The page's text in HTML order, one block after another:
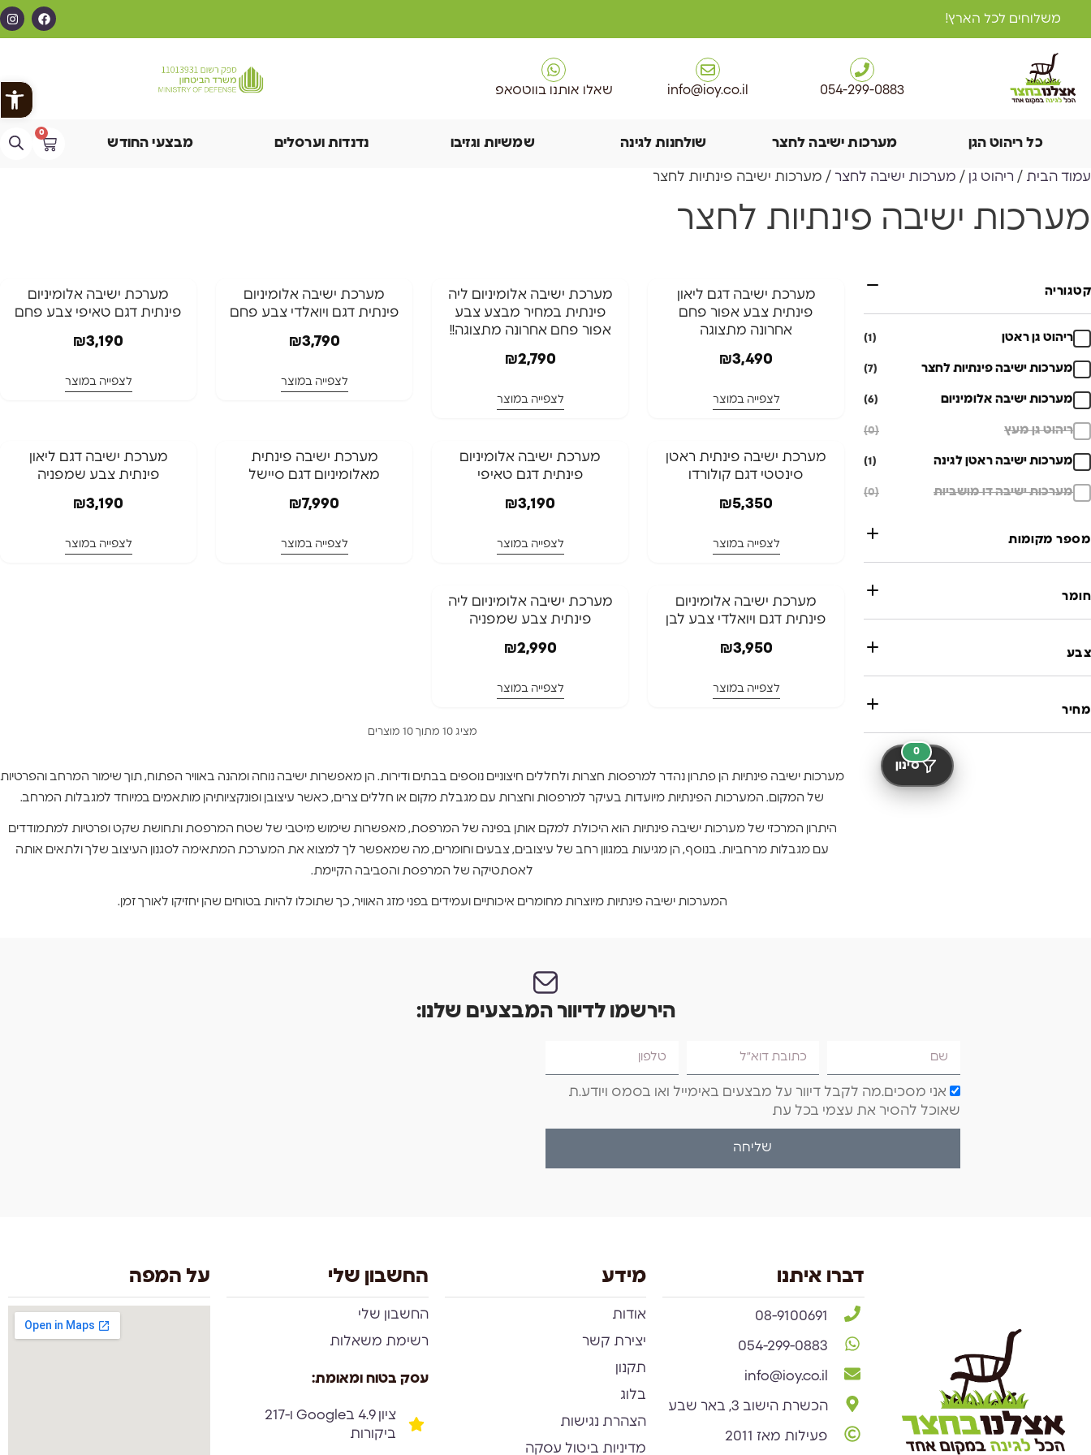
משלוחים לכל הארץ!
054-299-0883
info@ioy.co.il שאלו אותנו בווטסאפ
כל ריהוט הגן מערכות ישיבה לחצר שולחנות לגינה שמשיות וגזיבו נדנדות וערסלים מבצעי החודש
0
עמוד הבית / ריהוט גן / מערכות ישיבה לחצר / מערכות ישיבה פינתיות לחצר
מערכות ישיבה פינתיות לחצר
קטגוריה
ריהוט גן ראטן (1)
מערכות ישיבה פינתיות לחצר (7)
מערכות ישיבה אלומיניום (6)
ריהוט גן מעץ (0)
מערכות ישיבה ראטן לגינה (1)
מערכות ישיבה דו מושביות (0)
מספר מקומות
חומר
צבע
מחיר
★ ירידת מחיר
⁦מערכת ישיבה דגם ליאון
פינתית צבע אפור פחם
אחרונה מתצוגה
₪3,490
לצפייה במוצר
מערכת ישיבה אלומיניום ליה
פינתית במחיר מבצע צבע
אפור פחם אחרונה מתצוגה!!
₪2,790
לצפייה במוצר
⁦מערכת ישיבה אלומיניום
פינתית דגם ויואלדי צבע פחם⁩
₪3,790
לצפייה במוצר
מערכת ישיבה אלומיניום
פינתית דגם טאיפי צבע פחם
₪3,190
לצפייה במוצר
⁦מערכת ישיבה פינתית ראטן
סינטטי דגם קולורדו
₪5,350
לצפייה במוצר
מערכת ישיבה אלומיניום
פינתית דגם טאיפי
₪3,190
לצפייה במוצר
משלוח חינם
מערכת ישיבה פינתית
מאלומיניום דגם סיישל
₪7,990
לצפייה במוצר
המלאי אזל
המלאי אזל
⁦מערכת ישיבה דגם ליאון
פינתית צבע שמפניה
₪3,190
לצפייה במוצר
המלאי אזל
המלאי אזל
פינתית דגם ויואלדי צבע לבן
₪3,950
לצפייה במוצר
המלאי אזל
המלאי אזל
מערכת ישיבה אלומיניום ליה
פינתית צבע שמפניה
₪2,990
לצפייה במוצר
מציג 10 מתוך 10 מוצרים
מערכות ישיבה פינתיות הן פתרון נהדר למרפסות חצרות ולחללים חיצוניים נוספים בבתים ודירות. הן מאפשרות ישיבה נוחה ומהנה באוויר הפתוח, תוך שימור המרחב והפרטיות
של המקום. המערכות הפינתיות מיועדות בעיקר למרפסות וחצרות עם מגבלת מקום או חללים צרים, כאשר עיצובן ופונקציותיהן מותאמים במיוחד למגבלות המרחב.
היתרון המרכזי של מערכות ישיבה פינתיות הוא היכולת למקם אותן בפינה של המרפסת, מאפשרות שימוש מיטבי של שטח המרפסת ותחושת שקט ופרטיות למתמודדים
עם מגבלות מרחביות. בנוסף, הן מגיעות במגוון רחב של עיצובים, צבעים וחומרים, מה שמאפשר לך למצוא את המערכת המתאימה לסגנון העיצוב שלך ולתאים אותה
לאסתטיקה של המרפסת והסביבה הקיימת.
המערכות ישיבה פינתיות מיוצרות מחומרים איכותיים ועמידים בפני מזג האוויר, כך שתוכלו להיות בטוחים שהן יחזיקו לאורך זמן.
הירשמו לדיוור המבצעים שלנו:
אני מסכים.מה לקבל דיוור על מבצעים באימייל ואו בסמס ויודע.ת
שאוכל להסיר את עצמי בכל עת
שליחה
דברו איתנו
08-9100691
054-299-0883
info@ioy.co.il
הכשרת הישוב 3, באר שבע
פעילות מאז 2011
מידע
אודות
יצירת קשר
תקנון
בלוג
הצהרת נגישות
מדיניות ביטול עסקה
החשבון שלי
החשבון שלי
רשימת משאלות
עסק בטוח ומאומת:
ציון 4.9 בGoogle ו-217
ביקורות
על המפה
סינון
0